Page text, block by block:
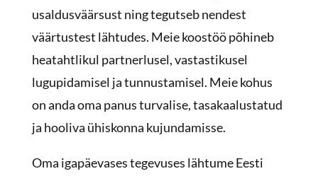
usaldusväärsust ning tegutseb nendest
väärtustest lähtudes. Meie koostöö põhineb
heatahtlikul partnerlusel, vastastikusel
lugupidamisel ja tunnustamisel. Meie kohus
on anda oma panus turvalise, tasakaalustatud
ja hooliva ühiskonna kujundamisse.
Oma igapäevases tegevuses lähtume Eesti